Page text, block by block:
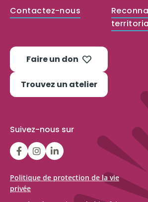
Contactez-nous
Faire un don
Trouvez un atelier
Suivez-nous sur
LGFBCanada
LGFBCanada
Belle
et
bien
Politique de protection de la vie
privée